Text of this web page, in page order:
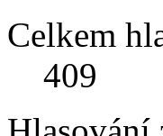
Celkem
409